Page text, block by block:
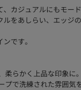
カジュアルにもモー
をあしらい、エッジ
です。
らかく上品な印象に。
で洗練された雰囲気